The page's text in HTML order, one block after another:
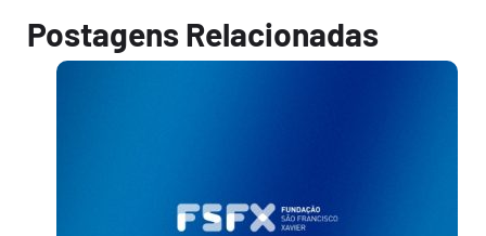
Postagens Relacionadas